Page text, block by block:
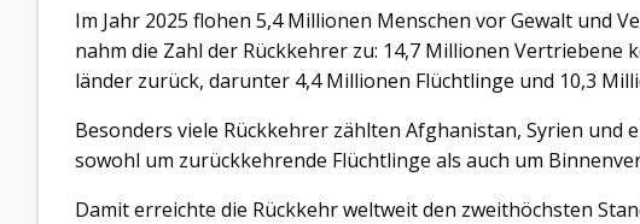
Im Jahr 2025 flohen 5,4 Millionen Menschen vor Gewalt und
nahm die Zahl der Rückkehrer zu: 14,7 Millionen
länder zurück, darunter 4,4 Millionen Flüchtlinge und 10,3
Besonders viele Rückkehrer zählten Afghanistan, Syrien und
sowohl um zurückkehrende Flüchtlinge als auch um
Damit erreichte die Rückkehr weltweit den zweithöchsten